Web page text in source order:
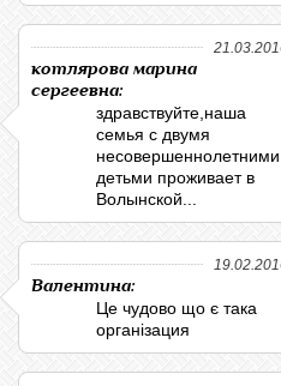
котлярова марина
сергеевна:
здравствуйте,наша
семья с двумя
несовершеннолетними
детьми проживает в
Волынской...
Валентина:
Це чудово що є така
організация